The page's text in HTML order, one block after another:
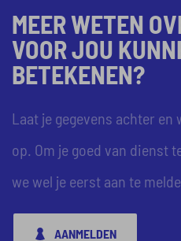
MEER WETEN
VOOR JOU
BETEKENEN?
Laat je gegevens achter
op. Om je goed van dienst
we wel je eerst aan te
AANMELDEN